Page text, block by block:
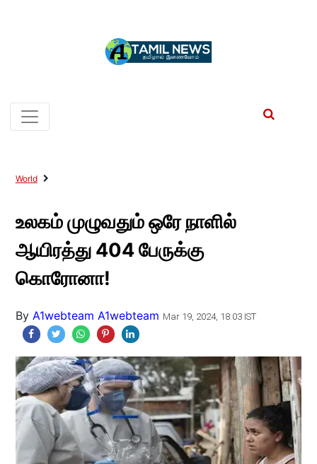
World
உலகம் முழுவதும் ஒரே நாளில்
ஆயிரத்து 404 பேருக்கு
கொரோனா!
By A1webteam A1webteam Mar 19, 2024, 18:03 IST